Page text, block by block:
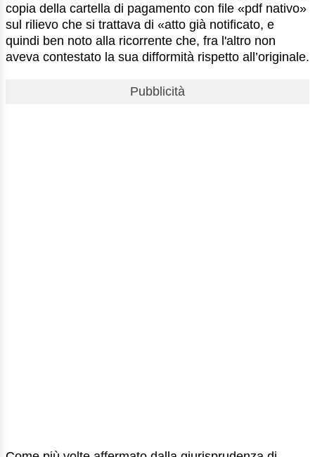
copia della cartella di pagamento con file «pdf nativo»
sul rilievo che si trattava di «atto già notificato, e
quindi ben noto alla ricorrente che, fra l'altro non
aveva contestato la sua difformità rispetto all’originale.
Pubblicità